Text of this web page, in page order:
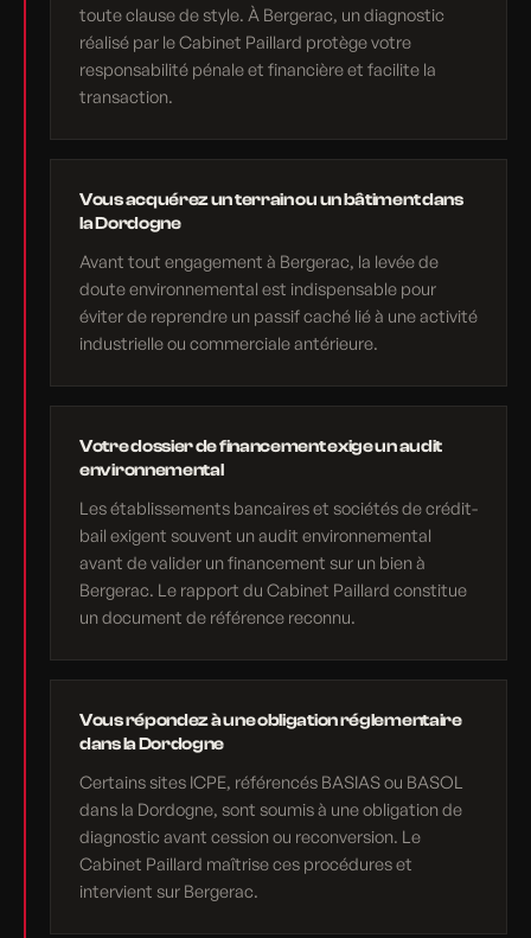
toute clause de style. À Bergerac, un diagnostic
réalisé par le Cabinet Paillard protège votre
responsabilité pénale et financière et facilite la
transaction.
Vous acquérez un terrain ou un bâtiment dans
la Dordogne
Avant tout engagement à Bergerac, la levée de
doute environnemental est indispensable pour
éviter de reprendre un passif caché lié à une activité
industrielle ou commerciale antérieure.
Votre dossier de financement exige un audit
environnemental
Les établissements bancaires et sociétés de crédit-
bail exigent souvent un audit environnemental
avant de valider un financement sur un bien à
Bergerac. Le rapport du Cabinet Paillard constitue
un document de référence reconnu.
Vous répondez à une obligation réglementaire
dans la Dordogne
Certains sites ICPE, référencés BASIAS ou BASOL
dans la Dordogne, sont soumis à une obligation de
diagnostic avant cession ou reconversion. Le
Cabinet Paillard maîtrise ces procédures et
intervient sur Bergerac.